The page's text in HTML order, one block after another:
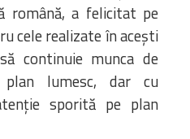
română, a felicitat pe
cele realizate în acești
continuie munca de
lumesc, dar cu
sporită pe plan